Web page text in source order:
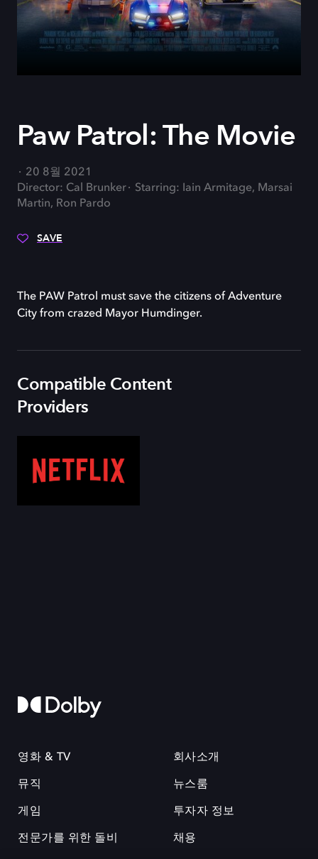
Paw Patrol: The Movie
20 8월 2021
Director: Cal Brunker
Starring: Iain Armitage, Marsai
Martin, Ron Pardo
SAVE
The PAW Patrol must save the citizens of Adventure
City from crazed Mayor Humdinger.
Compatible Content
Providers
영화 & TV
뮤직
게임
전문가를 위한 돌비
회사소개
뉴스룸
투자자 정보
채용